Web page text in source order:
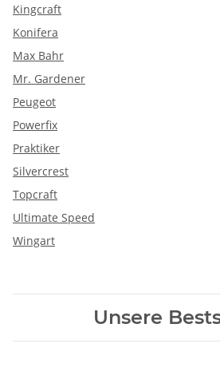
Kingcraft
Konifera
Max Bahr
Mr. Gardener
Peugeot
Powerfix
Praktiker
Silvercrest
Topcraft
Ultimate Speed
Wingart
Unsere